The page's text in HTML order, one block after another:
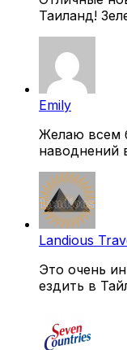
Таиланд!
Emily
Желаю всем
наводнений
Landious
Это очень
ездить в